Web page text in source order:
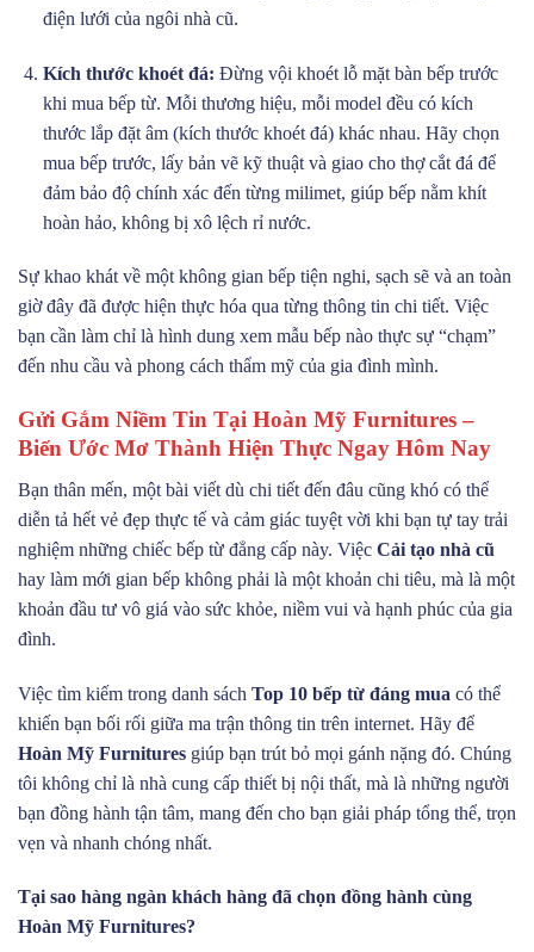
điện lưới của ngôi nhà cũ.
Kích thước khoét đá: Đừng vội khoét lỗ mặt bàn bếp trước
khi mua bếp từ. Mỗi thương hiệu, mỗi model đều có kích
thước lắp đặt âm (kích thước khoét đá) khác nhau. Hãy chọn
mua bếp trước, lấy bản vẽ kỹ thuật và giao cho thợ cắt đá để
đảm bảo độ chính xác đến từng milimet, giúp bếp nằm khít
hoàn hảo, không bị xô lệch rỉ nước.
Sự khao khát về một không gian bếp tiện nghi, sạch sẽ và an toàn
giờ đây đã được hiện thực hóa qua từng thông tin chi tiết. Việc
bạn cần làm chỉ là hình dung xem mẫu bếp nào thực sự “chạm”
đến nhu cầu và phong cách thẩm mỹ của gia đình mình.
Gửi Gắm Niềm Tin Tại Hoàn Mỹ Furnitures –
Biến Ước Mơ Thành Hiện Thực Ngay Hôm Nay
Bạn thân mến, một bài viết dù chi tiết đến đâu cũng khó có thể
diễn tả hết vẻ đẹp thực tế và cảm giác tuyệt vời khi bạn tự tay trải
nghiệm những chiếc bếp từ đẳng cấp này. Việc Cải tạo nhà cũ
hay làm mới gian bếp không phải là một khoản chi tiêu, mà là một
khoản đầu tư vô giá vào sức khỏe, niềm vui và hạnh phúc của gia
đình.
Việc tìm kiếm trong danh sách Top 10 bếp từ đáng mua có thể
khiến bạn bối rối giữa ma trận thông tin trên internet. Hãy để
Hoàn Mỹ Furnitures giúp bạn trút bỏ mọi gánh nặng đó. Chúng
tôi không chỉ là nhà cung cấp thiết bị nội thất, mà là những người
bạn đồng hành tận tâm, mang đến cho bạn giải pháp tổng thể, trọn
vẹn và nhanh chóng nhất.
Tại sao hàng ngàn khách hàng đã chọn đồng hành cùng
Hoàn Mỹ Furnitures?